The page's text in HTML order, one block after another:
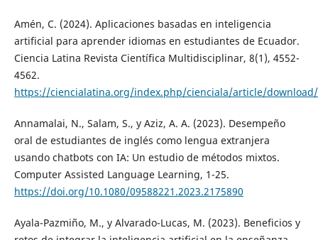
Amén, C. (2024). Aplicaciones basadas en inteligencia
artificial para aprender idiomas en estudiantes de Ecuador.
Ciencia Latina Revista Científica Multidisciplinar, 8(1), 4552-
4562.
https://ciencialatina.org/index.php/cienciala/article/
Annamalai, N., Salam, S., y Aziz, A. A. (2023). Desempeño
oral de estudiantes de inglés como lengua extranjera
usando chatbots con IA: Un estudio de métodos mixtos.
Computer Assisted Language Learning, 1-25.
https://doi.org/10.1080/09588221.2023.2175890
Ayala-Pazmiño, M., y Alvarado-Lucas, M. (2023). Beneficios y